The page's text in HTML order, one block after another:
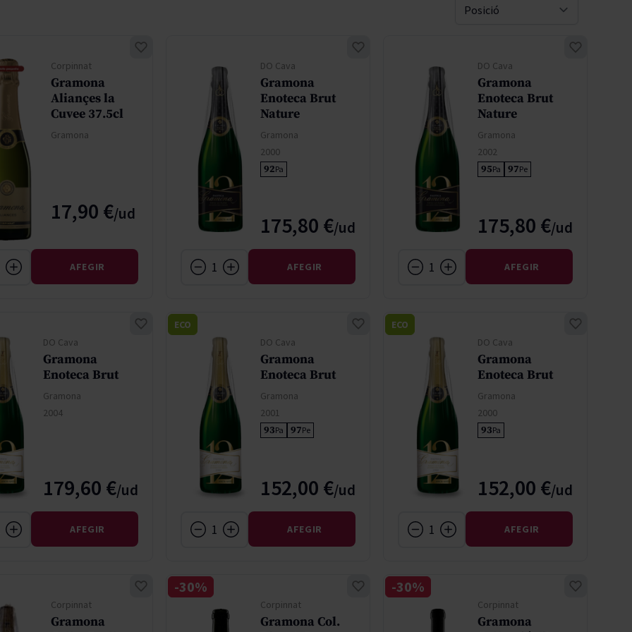
Corpinnat
Gramona
Aliançes la
Cuvee 37.5cl
Gramona
17,90 €
AFEGIR
DO Cava
Gramona
Enoteca Brut
Nature
Gramona
2000
92Pa
175,80 €
AFEGIR
DO Cava
Gramona
Enoteca Brut
Nature
Gramona
2002
95Pa 97Pe
175,80 €
AFEGIR
DO Cava
Gramona
Enoteca Brut
Gramona
2004
179,60 €
AFEGIR
DO Cava
Gramona
Enoteca Brut
Gramona
2001
93Pa 97Pe
152,00 €
ECO
AFEGIR
DO Cava
Gramona
Enoteca Brut
Gramona
2000
93Pa
152,00 €
ECO
AFEGIR
Corpinnat
Gramona
Corpinnat
Gramona Col.
-30%
Corpinnat
Gramona
-30%